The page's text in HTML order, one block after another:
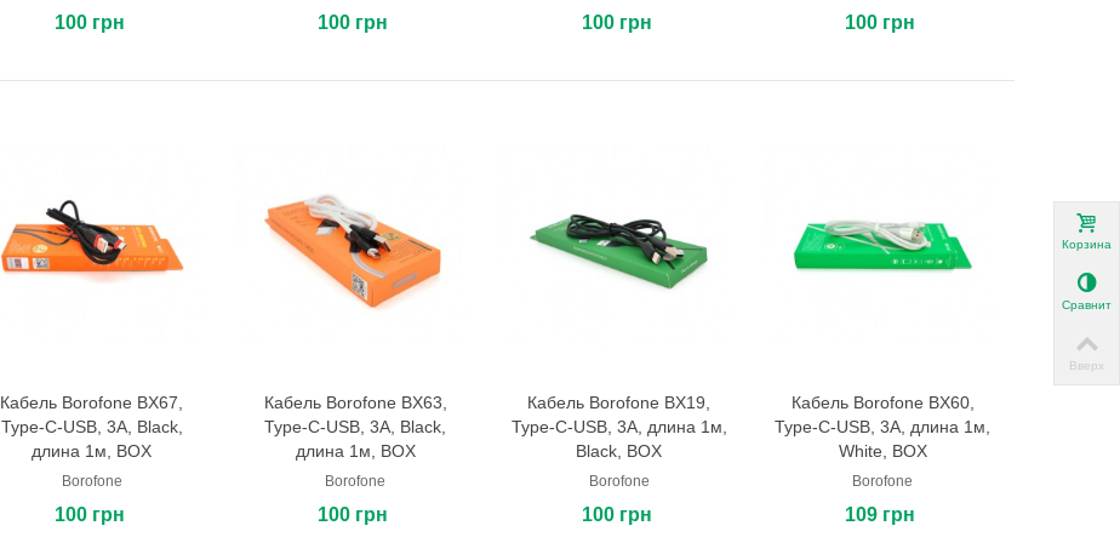
Аудиодомофон Tantos TS-203Kit
1 638 грн
100 грн 100 грн 100 грн 100 грн
В корзину
Кабель Borofone BX67,
Type-C-USB, 3A, Black,
длина 1м, BOX
Borofone
100 грн
В корзину
Кабель Borofone BX63,
Type-C-USB, 3A, Black,
длина 1м, BOX
Borofone
100 грн
В корзину
Кабель Borofone BX19,
Type-C-USB, 3A, длина 1м,
Black, BOX
Borofone
100 грн
В корзину
Кабель Borofone BX60,
Type-C-USB, 3A, длина 1м,
White, BOX
Borofone
109 грн
Корзина
Сравнить
Вверх